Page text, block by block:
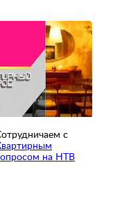
с
на НТВ